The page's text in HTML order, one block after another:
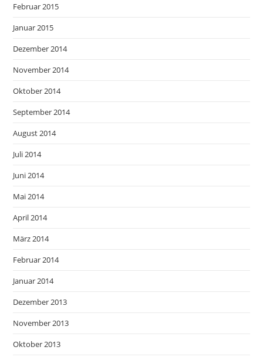
Februar 2015
Januar 2015
Dezember 2014
November 2014
Oktober 2014
September 2014
August 2014
Juli 2014
Juni 2014
Mai 2014
April 2014
März 2014
Februar 2014
Januar 2014
Dezember 2013
November 2013
Oktober 2013